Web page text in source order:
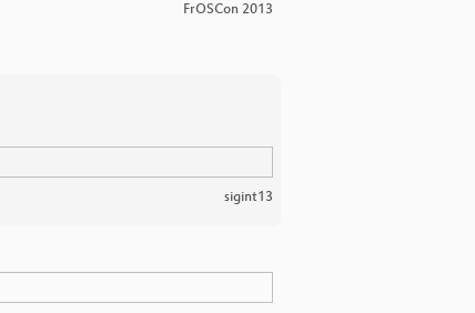
FrOSCon 2013
sigint13